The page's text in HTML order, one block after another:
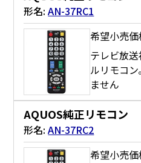
形名:AN-37RC1
希望小売
テレビ放
ルリモコ
ません
AQUOS純正リモコン
形名:AN-37RC2
希望小売